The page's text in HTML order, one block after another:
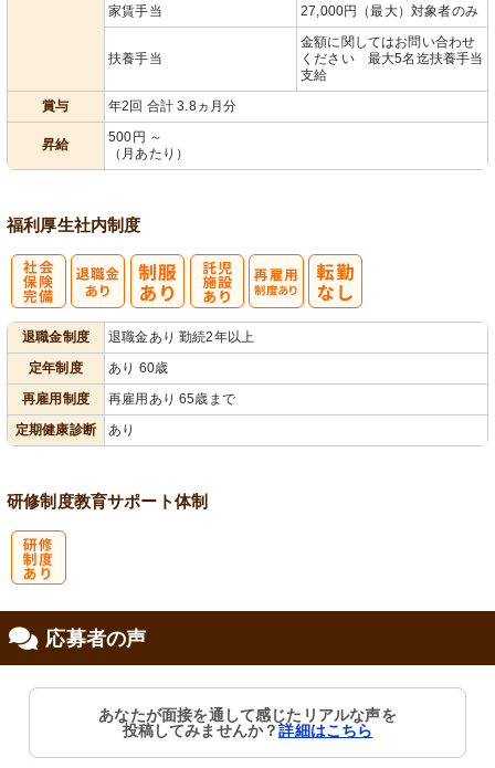
家賃手当
27,000円（最大）対象者のみ
扶養手当
金額に関してはお問い合わせ
ください 最大5名迄扶養手当
支給
賞与
年2回 合計 3.8ヵ月分
昇給
500円 ～
（月あたり）
福利厚生社内制度
退職金制度
退職金あり 勤続2年以上
定年制度
あり 60歳
再雇用制度
再雇用あり 65歳まで
定期健康診断
あり
研修制度教育サポート体制
応募者の声
あなたが面接を通して感じたリアルな声を
投稿してみませんか？詳細はこちら